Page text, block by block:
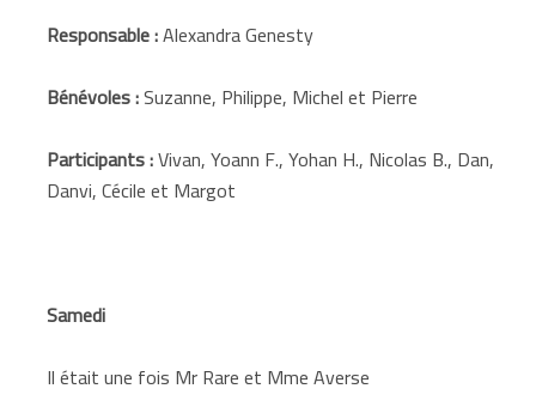
Responsable :Alexandra Genesty
Bénévoles :Suzanne, Philippe, Michel et Pierre
Participants :Vivan, Yoann F., Yohan H., Nicolas B., Dan,
Danvi, Cécile et Margot
Samedi
Il était une fois Mr Rare et Mme Averse